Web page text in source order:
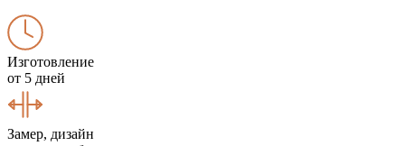
Изготовление
от 5 дней
Замер, дизайн